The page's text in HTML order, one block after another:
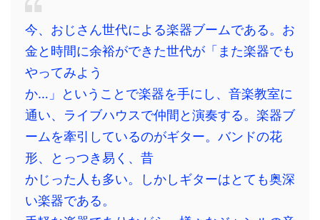
今、おじさん世代による楽器ブームである。お
金と時間に余裕ができた世代が「また楽器でも
やってみよう
か…」ということで楽器を手にし、音楽教室に
通い、ライブハウスで仲間と演奏する。楽器ブ
ームを牽引しているのがギター。バンドの花
形、とっつき易く、昔
かじった人も多い。しかしギターはとても奥深
い楽器である。